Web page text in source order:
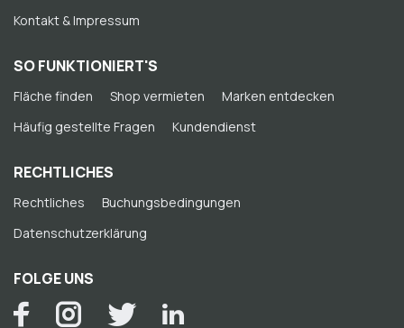
Kontakt & Impressum
SO FUNKTIONIERT'S
Fläche finden Shop vermieten
Marken entdecken
Häufig gestellte Fragen
Kundendienst
RECHTLICHES
Rechtliches
Buchungsbedingungen
Datenschutzerklärung
FOLGE UNS